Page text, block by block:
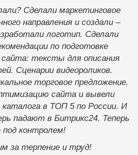
Сделали маркетинговое
направления и создали –
логотип. Сделали
по подготовке
тексты для описания
Сценарии видеороликов.
торговое предложение.
сайта и вывели
каталога в ТОП 5 по России. И
падают в Битрикс24. Теперь
под контролем!
за терпение и труд!
мне их команду. Вместе
За это время произведена
клуба – два раза. Первый раз
удобный дизайн. Но со второго
получилось очень хорошо. Надо
прислушиваться, а не
идеях. Также ими была
интернет площадки по
как новых так и ресурсных.
Битрикс24. Регистрация
полетов. Сняли много
осуществляют
Одним словом,